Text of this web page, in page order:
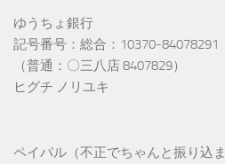
ゆうちょ銀行
記号番号：総合：10370-84078291
（普通：〇三八店 8407829）
ヒグチ ノリユキ
ペイパル（不正でちゃんと振り込